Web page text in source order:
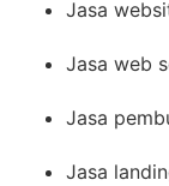
Jasa
Jasa web
Jasa
Jasa